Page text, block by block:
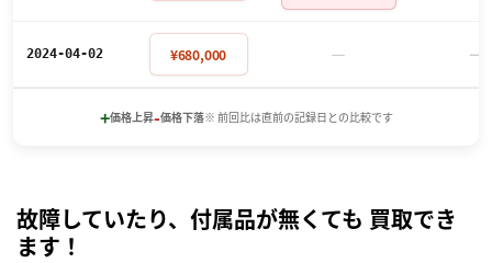
2024-04-02 ¥680,000 － －
+価格上昇-価格下落※ 前回比は直前の記録日との比較です
故障していたり、付属品が無くても 買取でき
ます！